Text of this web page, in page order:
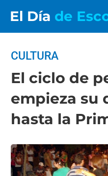
El Día de
CULTURA
El ciclo de
empieza su
hasta la